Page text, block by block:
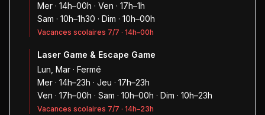
Mer · 14h–00h · Ven · 17h–1h
Sam · 10h–1h30 · Dim · 10h–00h
Vacances scolaires 7/7 · 14h–00h
Laser Game & Escape Game
Lun, Mar · Fermé
Mer · 14h–23h · Jeu · 17h–23h
Ven · 17h–00h · Sam · 10h–00h · Dim · 10h–23h
Vacances scolaires 7/7 · 14h–23h